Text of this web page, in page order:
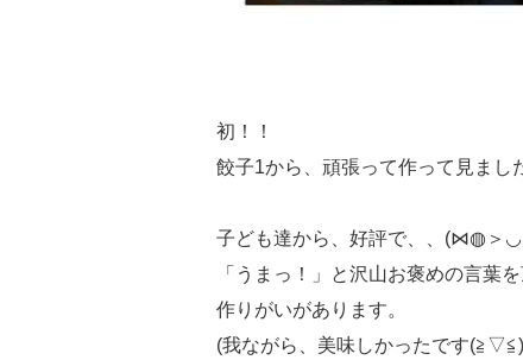
初！！
餃子1から、頑張って作って見まし
子ども達から、好評で、、(⋈◍
「うまっ！」と沢山お褒めの言葉を
作りがいがあります。
(我ながら、美味しかったです